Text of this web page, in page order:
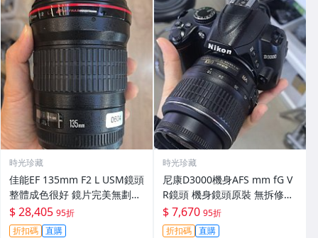
時光珍藏
佳能EF 135mm F2 L USM鏡頭
整體成色很好 鏡片完美無劃痕
功能一切正常 無拆修無-3430
$ 28,405 95折
折扣碼 直購
時光珍藏
尼康D3000機身AFS mm fG V
R鏡頭 機身鏡頭原裝 無拆修無
翻新 有輕微使用痕跡 鏡頭-34
30
$ 7,670 95折
折扣碼 直購